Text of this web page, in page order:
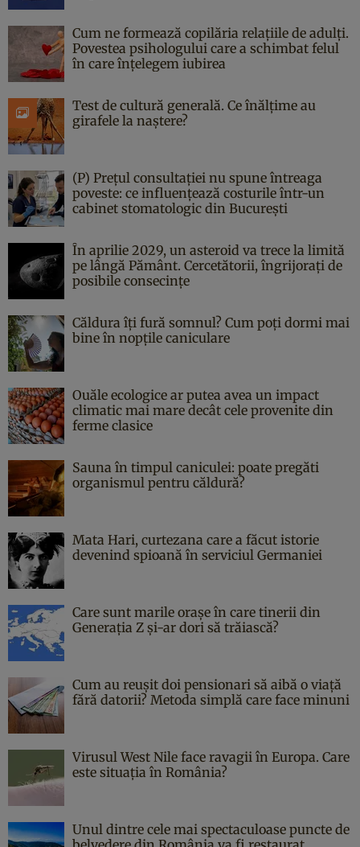
Cum ne formează copilăria relațiile de adulți.
Povestea psihologului care a schimbat felul
în care înțelegem iubirea
Test de cultură generală. Ce înălțime au
girafele la naștere?
(P) Prețul consultației nu spune întreaga
poveste: ce influențează costurile într-un
cabinet stomatologic din București
În aprilie 2029, un asteroid va trece la limită
pe lângă Pământ. Cercetătorii, îngrijorați de
posibile consecințe
Căldura îți fură somnul? Cum poți dormi mai
bine în nopțile caniculare
Ouăle ecologice ar putea avea un impact
climatic mai mare decât cele provenite din
ferme clasice
Sauna în timpul caniculei: poate pregăti
organismul pentru căldură?
Mata Hari, curtezana care a făcut istorie
devenind spioană în serviciul Germaniei
Care sunt marile orașe în care tinerii din
Generația Z și-ar dori să trăiască?
Cum au reușit doi pensionari să aibă o viață
fără datorii? Metoda simplă care face minuni
Virusul West Nile face ravagii în Europa. Care
este situația în România?
Unul dintre cele mai spectaculoase puncte de